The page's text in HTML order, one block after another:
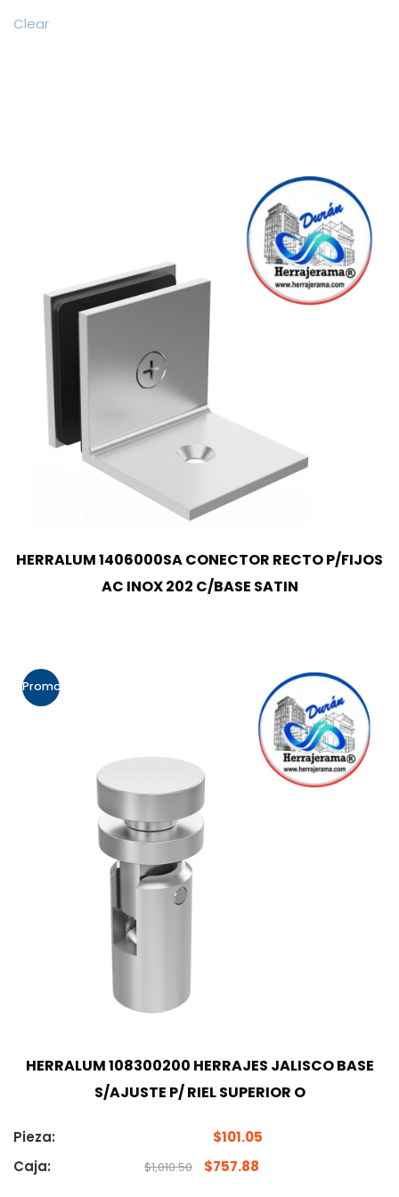
Clear
HERRALUM 1406000SA CONECTOR RECTO P/FIJOS
AC INOX 202 C/BASE SATIN
Promo!
HERRALUM 108300200 HERRAJES JALISCO BASE
S/AJUSTE P/ RIEL SUPERIOR O
Pieza: $101.05
Caja:
$1,010.50 $757.88